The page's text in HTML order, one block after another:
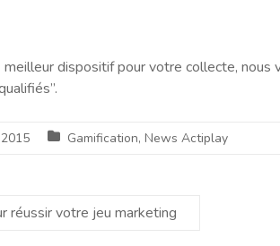
meilleur dispositif pour votre collecte,
Gamification, News Actiplay
réussir votre jeu marketing